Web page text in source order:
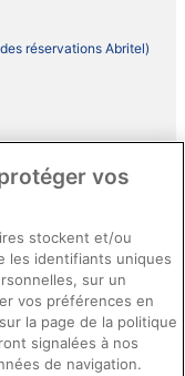
réservations Abritel)
vos
stockent et/ou
les identifiants uniques
sur un
vos préférences en
la page de la politique
signalées à nos
de navigation.